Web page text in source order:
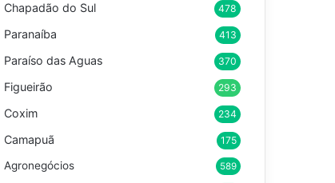
Chapadão do Sul 478
Paranaíba 413
Paraíso das Aguas 370
Figueirão 293
Coxim 234
Camapuã 175
Agronegócios 589